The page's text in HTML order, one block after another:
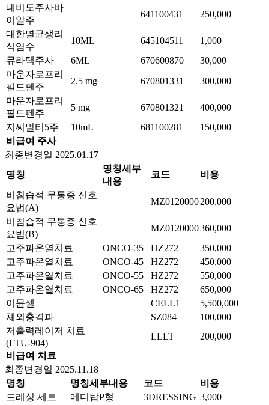
비급여 주사
네비도주사바
이알주
641100431
250,000
대한멸균생리
식염수
10ML 645104511
1,000
뮤라택주사
6ML 670600870
30,000
마운자로프리
필드펜주
2.5 mg 670801331
300,000
마운자로프리
필드펜주
5 mg 670801321
400,000
지씨멀티5주
10mL 681100281 150,000
최종변경일 2025.01.17
명칭
명칭세부
내용
코드 비용
비급여 치료
비침습적 무통증 신호
요법(A)
MZ0120000200,000
비침습적 무통증 신호
요법(B)
MZ0120000360,000
고주파온열치료
ONCO-35 HZ272
350,000
고주파온열치료
ONCO-45 HZ272
450,000
고주파온열치료
ONCO-55 HZ272
550,000
고주파온열치료
ONCO-65 HZ272
650,000
이뮨셀
CELL1
5,500,000
체외충격파
SZ084
100,000
저출력레이저 치료
(LTU-904)
LLLT 200,000
최종변경일 2025.11.18
명칭
명칭세부내용 코드 비용
드레싱 세트 메디탑P형 3DRESSING 3,000